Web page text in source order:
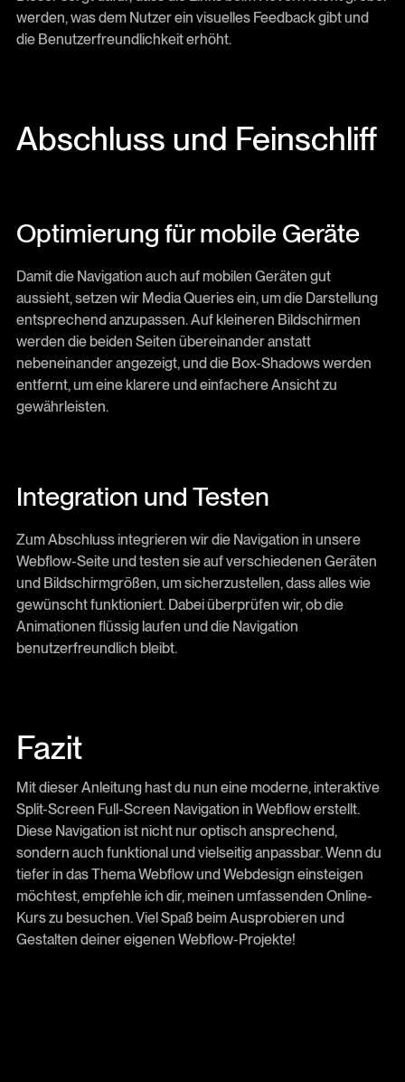
werden, was dem Nutzer ein visuelles Feedback gibt und
die Benutzerfreundlichkeit erhöht.
Abschluss und Feinschliff
Optimierung für mobile Geräte
Damit die Navigation auch auf mobilen Geräten gut
aussieht, setzen wir Media Queries ein, um die Darstellung
entsprechend anzupassen. Auf kleineren Bildschirmen
werden die beiden Seiten übereinander anstatt
nebeneinander angezeigt, und die Box-Shadows werden
entfernt, um eine klarere und einfachere Ansicht zu
gewährleisten.
Integration und Testen
Zum Abschluss integrieren wir die Navigation in unsere
Webflow-Seite und testen sie auf verschiedenen Geräten
und Bildschirmgrößen, um sicherzustellen, dass alles wie
gewünscht funktioniert. Dabei überprüfen wir, ob die
Animationen flüssig laufen und die Navigation
benutzerfreundlich bleibt.
Fazit
Mit dieser Anleitung hast du nun eine moderne, interaktive
Split-Screen Full-Screen Navigation in Webflow erstellt.
Diese Navigation ist nicht nur optisch ansprechend,
sondern auch funktional und vielseitig anpassbar. Wenn du
tiefer in das Thema Webflow und Webdesign einsteigen
möchtest, empfehle ich dir, meinen umfassenden Online-
Kurs zu besuchen. Viel Spaß beim Ausprobieren und
Gestalten deiner eigenen Webflow-Projekte!